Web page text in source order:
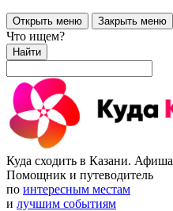
Открыть меню Закрыть меню
Что ищем?
Найти
Куда сходить в Казани. Афиша
Помощник и путеводитель
по интересным местам
и лучшим событиям